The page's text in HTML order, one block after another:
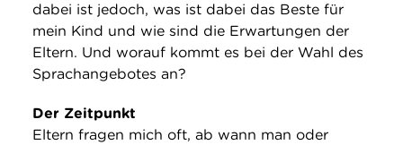
dabei ist jedoch, was ist dabei das Beste für
mein Kind und wie sind die Erwartungen der
Eltern. Und worauf kommt es bei der Wahl des
Sprachangebotes an?
Der Zeitpunkt
Eltern fragen mich oft, ab wann man oder